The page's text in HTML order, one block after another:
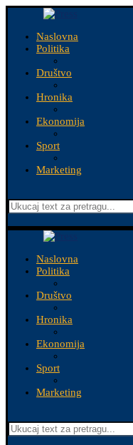
Naslovna
Politika
Društvo
Hronika
Ekonomija
Sport
Marketing
Naslovna
Politika
Društvo
Hronika
Ekonomija
Sport
Marketing